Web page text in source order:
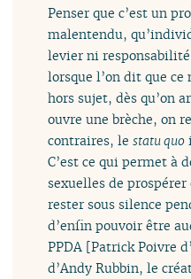
Penser que c’est un
malentendu,
levier ni
lorsque l’on dit que
hors sujet, dès qu’on
ouvre une brèche, on
contraires, lestatu quo
C’est ce qui permet à
sexuelles de
rester sous silence
d’enfin pouvoir être
PPDA [Patrick Poivre
d’Andy Rubbin, le